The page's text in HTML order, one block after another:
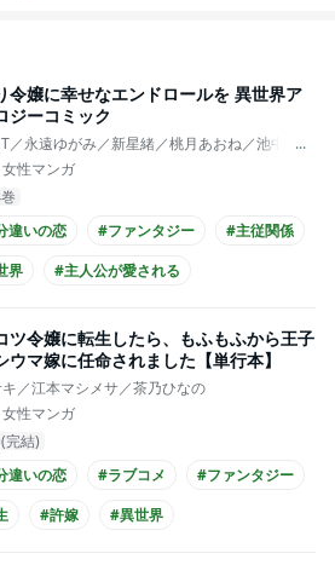
令嬢に幸せなエンドロールを 異世界ア
ジーコミック
／永遠ゆがみ／新星緒／桃月あおね／池中織奈
...
性マンガ
違いの恋
#ファンタジー
#主従関係
界
#主人公が愛される
ツ令嬢に転生したら、もふもふから王子
ウマ嫁に任命されました【単行本】
／江本マシメサ／茶乃ひなの
性マンガ
完結)
違いの恋
#ラブコメ
#ファンタジー
#許嫁
#異世界